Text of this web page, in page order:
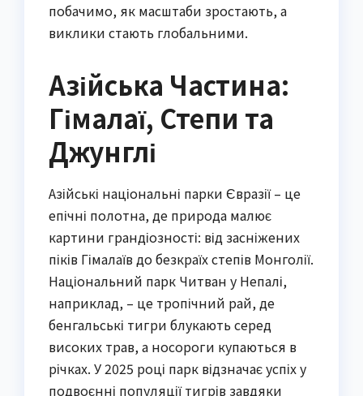
побачимо, як масштаби зростають, а
виклики стають глобальними.
Азійська Частина:
Гімалаї, Степи та
Джунглі
Азійські національні парки Євразії – це
епічні полотна, де природа малює
картини грандіозності: від засніжених
піків Гімалаїв до безкраїх степів Монголії.
Національний парк Читван у Непалі,
наприклад, – це тропічний рай, де
бенгальські тигри блукають серед
високих трав, а носороги купаються в
річках. У 2025 році парк відзначає успіх у
подвоєнні популяції тигрів завдяки